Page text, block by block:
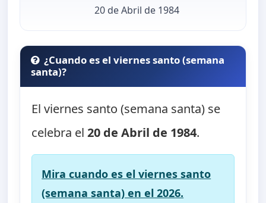
20 de Abril de 1984
¿Cuando es el viernes santo (semana
santa)?
El viernes santo (semana santa) se
celebra el20 de Abril de 1984.
Mira cuando es el viernes santo
(semana santa) en el 2026.